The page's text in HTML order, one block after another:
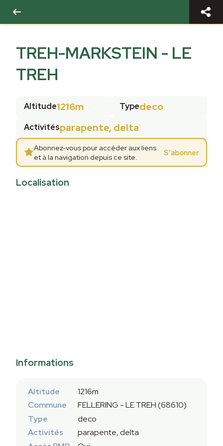
TREH-MARKSTEIN - LE
TREH
Altitude1216m Typedeco
Activitésparapente, delta
Abonnez-vous pour accéder aux liens
et à la navigation depuis ce site.
S'abonner
Localisation
Informations
Altitude
1216m
Commune
FELLERING - LE TREH (68610)
Type
deco
Activités
parapente, delta